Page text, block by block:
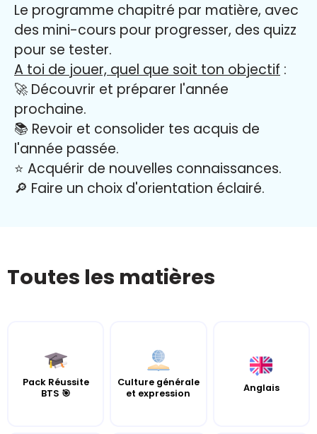
Le programme chapitré par matière, avec
des mini-cours pour progresser, des quizz
pour se tester.
A toi de jouer, quel que soit ton objectif :
🚀 Découvrir et préparer l'année
prochaine.
📚 Revoir et consolider tes acquis de
l'année passée.
⭐️ Acquérir de nouvelles connaissances.
🔎 Faire un choix d'orientation éclairé.
Toutes les matières
Pack Réussite
BTS 🎯
Culture générale
et expression
Anglais